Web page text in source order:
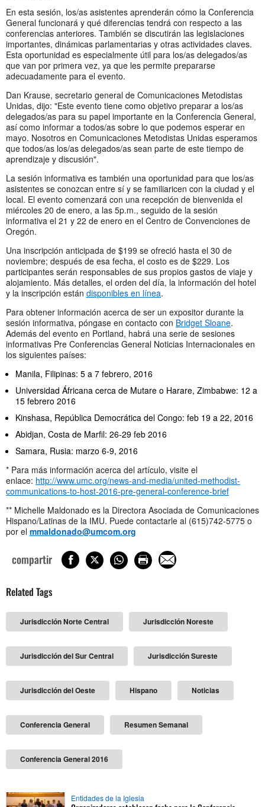
En esta sesión, los/as asistentes aprenderán cómo la Conferencia
General funcionará y qué diferencias tendrá con respecto a las
conferencias anteriores. También se discutirán las legislaciones
importantes, dinámicas parlamentarias y otras actividades claves.
Esta oportunidad es especialmente útil para los/as delegados/as
que van por primera vez, ya que les permite prepararse
adecuadamente para el evento.
Dan Krause, secretario general de Comunicaciones Metodistas
Unidas, dijo: "Este evento tiene como objetivo preparar a los/as
delegados/as para su papel importante en la Conferencia General,
así como informar a todos/as sobre lo que podemos esperar en
mayo. Nosotros en Comunicaciones Metodistas Unidas esperamos
que todos/as los/as delegados/as sean parte de este tiempo de
aprendizaje y discusión".
La sesión informativa es también una oportunidad para que los/as
asistentes se conozcan entre sí y se familiaricen con la ciudad y el
local. El evento comenzará con una recepción de bienvenida el
miércoles 20 de enero, a las 5p.m., seguido de la sesión
informativa el 21 y 22 de enero en el Centro de Convenciones de
Oregón.
Una inscripción anticipada de $199 se ofreció hasta el 30 de
noviembre; después de esa fecha, el costo es de $229. Los
participantes serán responsables de sus propios gastos de viaje y
alojamiento. Más detalles, el orden del día, la información del hotel
y la inscripción están disponibles en línea.
Para obtener información acerca de ser un expositor durante la
sesión informativa, póngase en contacto con Bridget Sloane.
Además del evento en Portland, habrá una serie de sesiones
informativas Pre Conferencias General Noticias Internacionales en
los siguientes países:
Manila, Filipinas: 5 a 7 febrero, 2016
Universidad Áfricana cerca de Mutare o Harare, Zimbabwe: 12 a
15 febrero 2016
Kinshasa, República Democrática del Congo: feb 19 a 22, 2016
Abidjan, Costa de Marfil: 26-29 feb 2016
Samara, Rusia: marzo 6-9, 2016
* Para más información acerca del artículo, visite el
enlace: http://www.umc.org/news-and-media/united-methodist-
communications-to-host-2016-pre-general-conference-brief
** Michelle Maldonado es la Directora Asociada de Comunicaciones
Hispano/Latinas de la IMU. Puede contactarle al (615)742-5775 o
por el mmaldonado@umcom.org
compartir
Related Tags
Jurisdicción Norte Central Jurisdicción Noreste
Jurisdicción del Sur Central Jurisdicción Sureste
Jurisdicción del Oeste Hispano Noticias
Conferencia General Resumen Semanal
Conferencia General 2016
Entidades de la Iglesia